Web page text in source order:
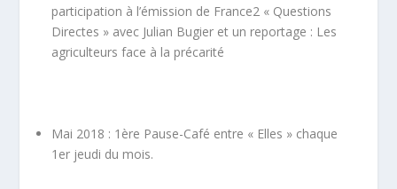
participation à l’émission de France2 « Questions
Directes » avec Julian Bugier et un reportage : Les
agriculteurs face à la précarité
Mai 2018 : 1 ère Pause-Café entre « Elles » chaque
1 er jeudi du mois.